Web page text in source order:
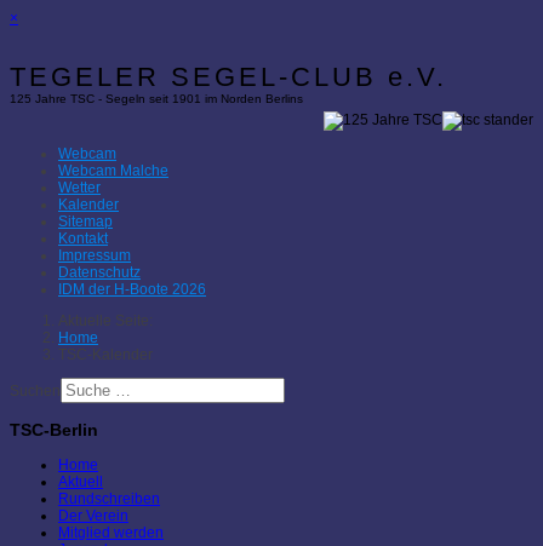
×
TEGELER SEGEL-CLUB e.V.
125 Jahre TSC - Segeln seit 1901 im Norden Berlins
Webcam
Webcam Malche
Wetter
Kalender
Sitemap
Kontakt
Impressum
Datenschutz
IDM der H-Boote 2026
Aktuelle Seite:
Home
TSC-Kalender
Suchen
TSC-Berlin
Home
Aktuell
Rundschreiben
Der Verein
Mitglied werden